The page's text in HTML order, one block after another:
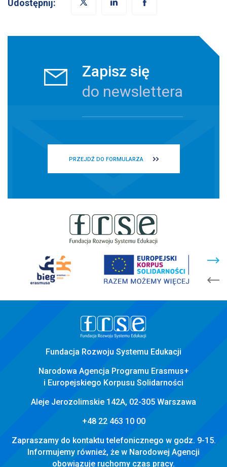
Udostępnij:
Zapisz się
do newslettera
PRZEJDŹ DO FORMULARZA
Fundacja Rozwoju Systemu Edukacji
Narodowa Agencja Programu Erasmus+
i Europejskiego Korpusu Solidarności
Aleje Jerozolimskie 142A, 02-305 Warszawa
+48 22 463 10 00
Zapraszamy do kontaktu telefonicznego w godz. 9-15.
Informujemy również, że w Narodowej Agencji
obowiązuje ruchomy czas pracy.